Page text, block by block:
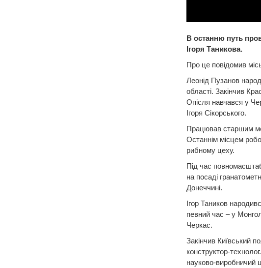
В останню путь
Ігоря Таникова.
Про це повідомив
Леонід Пузанов
області. Закінчив
Опісля навчався у
Ігоря Сікорського.
Працював старшим
Останнім місцем
рибному цеху.
Під час
на посаді
Донеччині.
Ігор Таников
певний час – у
Черкас.
Закінчив Київський
конструктор-
науково-виробничий